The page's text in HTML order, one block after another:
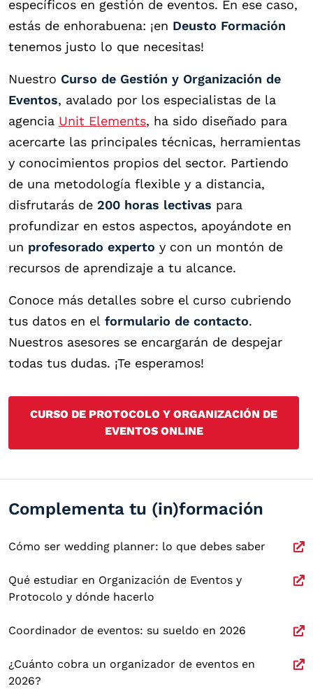
específicos en gestión de eventos. En ese caso,
estás de enhorabuena: ¡en Deusto Formación
tenemos justo lo que necesitas!
Nuestro Curso de Gestión y Organización de
Eventos, avalado por los especialistas de la
agencia Unit Elements, ha sido diseñado para
acercarte las principales técnicas, herramientas
y conocimientos propios del sector. Partiendo
de una metodología flexible y a distancia,
disfrutarás de 200 horas lectivas para
profundizar en estos aspectos, apoyándote en
un profesorado experto y con un montón de
recursos de aprendizaje a tu alcance.
Conoce más detalles sobre el curso cubriendo
tus datos en el formulario de contacto.
Nuestros asesores se encargarán de despejar
todas tus dudas. ¡Te esperamos!
CURSO DE PROTOCOLO Y ORGANIZACIÓN DE
EVENTOS ONLINE
Complementa tu (in)formación
Cómo ser wedding planner: lo que debes saber
Qué estudiar en Organización de Eventos y
Protocolo y dónde hacerlo
Coordinador de eventos: su sueldo en 2026
¿Cuánto cobra un organizador de eventos en
2026?